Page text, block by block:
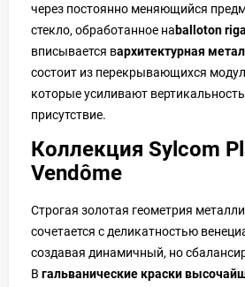
через постоянно меняющийся
стекло, обработанное наballoton
вписывается вархитектурная
состоит из перекрывающихся
которые усиливают
присутствие.
Коллекция Sylcom
Vendôme
Строгая золотая геометрия
сочетается с деликатностью
создавая динамичный, но
В гальванические краски